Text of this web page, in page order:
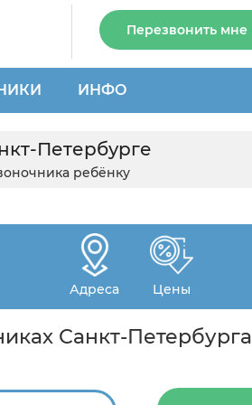
Перезвонить мне
ИНФО
Петербурге
ребёнку
Адреса Цены
Санкт-Петербурга